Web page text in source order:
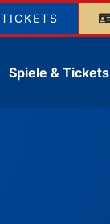
TICKETS
Spiele & Tickets